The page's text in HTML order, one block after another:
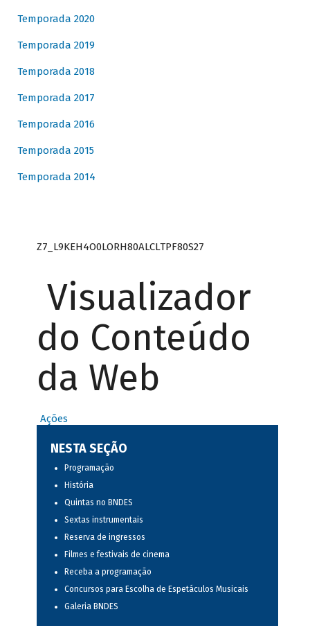
Temporada 2020
Temporada 2019
Temporada 2018
Temporada 2017
Temporada 2016
Temporada 2015
Temporada 2014
Z7_L9KEH4O0LORH80ALCLTPF80S27
Visualizador
do Conteúdo
da Web
Ações
NESTA SEÇÃO
Programação
História
Quintas no BNDES
Sextas instrumentais
Reserva de ingressos
Filmes e festivais de cinema
Receba a programação
Concursos para Escolha de Espetáculos Musicais
Galeria BNDES